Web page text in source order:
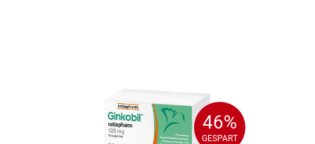
46%
GESPART
46%
GESPART